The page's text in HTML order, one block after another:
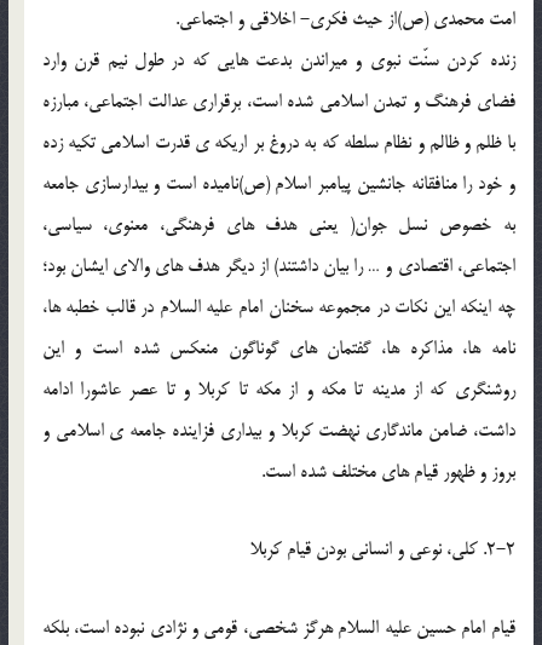
امت محمدي (ص)از حيث فکري- اخلاقي و اجتماعي.
زنده کردن سنّت نبوي و ميراندن بدعت هايي که در طول نيم قرن وارد
فضاي فرهنگ و تمدن اسلامي شده است، برقراري عدالت اجتماعي، مبارزه
با ظلم و ظالم و نظام سلطه که به دروغ بر اريکه ي قدرت اسلامي تکيه زده
و خود را منافقانه جانشين پيامبر اسلام (ص)ناميده است و بيدارسازي جامعه
به خصوص نسل جوان( يعني هدف هاي فرهنگي، معنوي، سياسي،
اجتماعي، اقتصادي و … را بيان داشتند) از ديگر هدف هاي والاي ايشان بود؛
چه اينکه اين نکات در مجموعه سخنان امام عليه السلام در قالب خطبه ها،
نامه ها، مذاکره ها، گفتمان هاي گوناگون منعکس شده است و اين
روشنگري که از مدينه تا مکه و از مکه تا کربلا و تا عصر عاشورا ادامه
داشت، ضامن ماندگاري نهضت کربلا و بيداري فزاينده جامعه ي اسلامي و
بروز و ظهور قيام هاي مختلف شده است.
2-2. کلي، نوعي و انساني بودن قيام کربلا
قيام امام حسين عليه السلام هرگز شخصي، قومي و نژادي نبوده است، بلکه